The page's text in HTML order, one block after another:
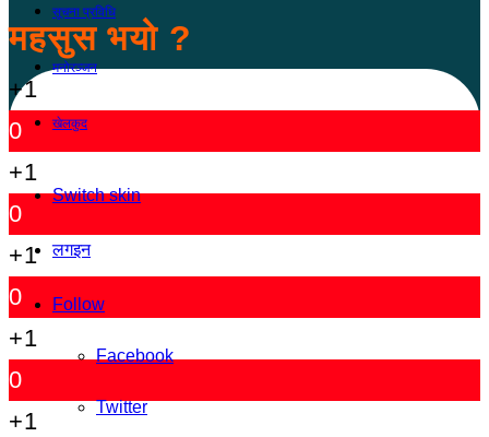
सूचना प्रविधि
मनोरञ्जन
खेलकुद
Switch skin
लगइन
Follow
Facebook
Twitter
महसुस भयो ?
+1
0
+1
0
+1
0
+1
0
+1